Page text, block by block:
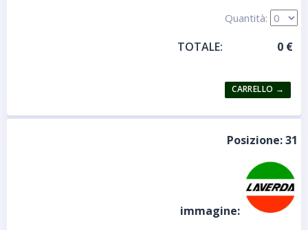
Quantità:
TOTALE:
Posizione:31
immagine: